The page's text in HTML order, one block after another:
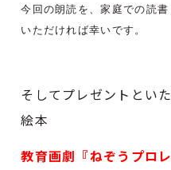
今回の朗読を、家庭での読
いただければ幸いです。
そしてプレゼントとい
絵本
教育画劇『ねぞうプロ